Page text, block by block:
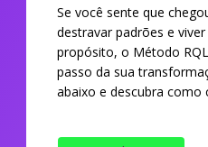
Se você sente que
destravar padrões e
propósito, o Método
passo da sua
abaixo e descubra